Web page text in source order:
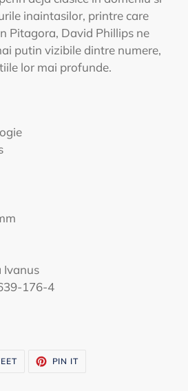
inaintasilor, printre care
Pitagora, David Phillips ne
putin vizibile dintre numere,
lor mai profunde.
Ivanus
176-4
TWEET PIN IT